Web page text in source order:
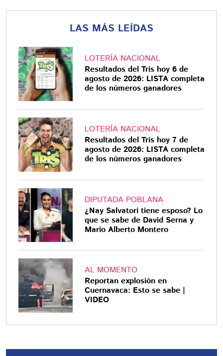
LAS MÁS LEÍDAS
LOTERÍA NACIONAL
Resultados del Tris hoy 6 de
agosto de 2026: LISTA completa
de los números ganadores
LOTERÍA NACIONAL
Resultados del Tris hoy 7 de
agosto de 2026: LISTA completa
de los números ganadores
DIPUTADA POBLANA
¿Nay Salvatori tiene esposo? Lo
que se sabe de David Serna y
Mario Alberto Montero
AL MOMENTO
Reportan explosión en
Cuernavaca: Esto se sabe |
VIDEO